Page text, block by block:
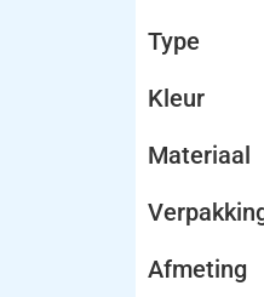
Type
Kleur
Materiaal
Afmeting